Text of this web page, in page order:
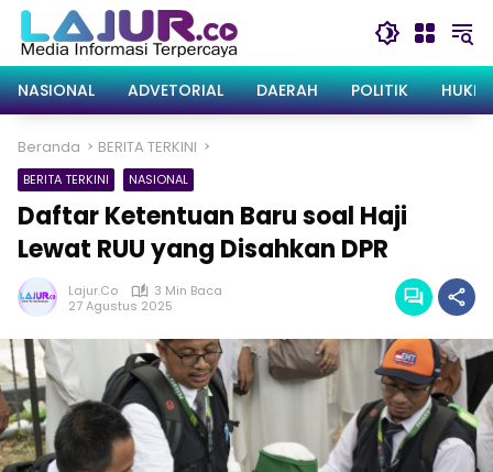
Langsung
konten
NASIONAL
ADVETORIAL DAERAH POLITIK
Beranda BERITA TERKINI
BERITA TERKINI NASIONAL
Daftar Ketentuan Baru soal Haji
Lewat RUU yang Disahkan DPR
Lajur.co
3 Min Baca
27 Agustus 2025